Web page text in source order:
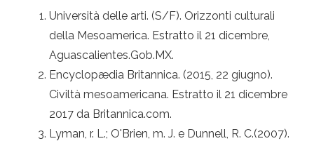
Università delle arti. (S/F). Orizzonti culturali
della Mesoamerica. Estratto il 21 dicembre,
Aguascalientes.Gob.MX.
Encyclopædia Britannica. (2015, 22 giugno).
Civiltà mesoamericana. Estratto il 21 dicembre
2017 da Britannica.com.
Lyman, r. L.; O'Brien, m. J. e Dunnell, R. C.(2007).